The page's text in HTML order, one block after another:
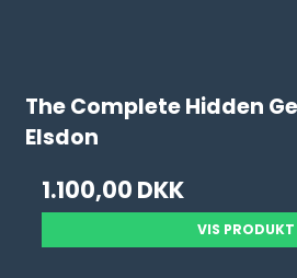
The Complete Hidden
Elsdon
1.100,00 DKK
VIS PRODUKT